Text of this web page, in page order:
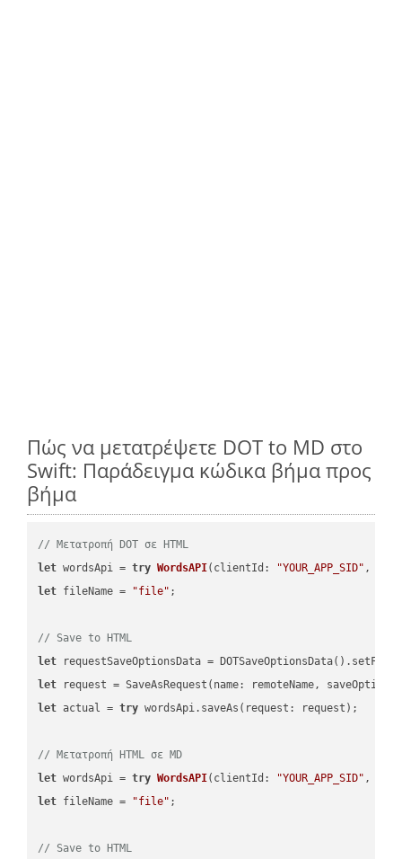
Πώς να μετατρέψετε DOT to MD στο
Swift: Παράδειγμα κώδικα βήμα προς
βήμα
// Μετατροπή DOT σε HTML
let wordsApi = try WordsAPI( clientId: "YOUR_APP_SID" ,
let fileName = "file" ;
// Save to HTML
let requestSaveOptionsData =
let request = SaveAsRequest(name: remoteName,
let actual = try wordsApi.saveAs(request: request);
// Μετατροπή HTML σε MD
let wordsApi = try WordsAPI( clientId: "YOUR_APP_SID" ,
let fileName = "file" ;
// Save to HTML